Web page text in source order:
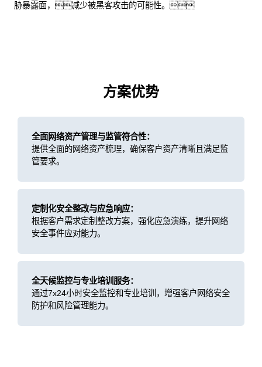
胁暴露面，减少被黑客攻击的可能性。
方案优势
全面网络资产管理与监管符合性：
提供全面的网络资产梳理，确保客户资产清晰且满足监
管要求。
定制化安全整改与应急响应：
根据客户需求定制整改方案，强化应急演练，提升网络
安全事件应对能力。
全天候监控与专业培训服务：
通过7x24小时安全监控和专业培训，增强客户网络安全
防护和风险管理能力。